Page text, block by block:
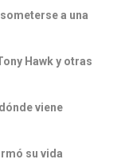
a una
Hawk y otras
viene
su vida